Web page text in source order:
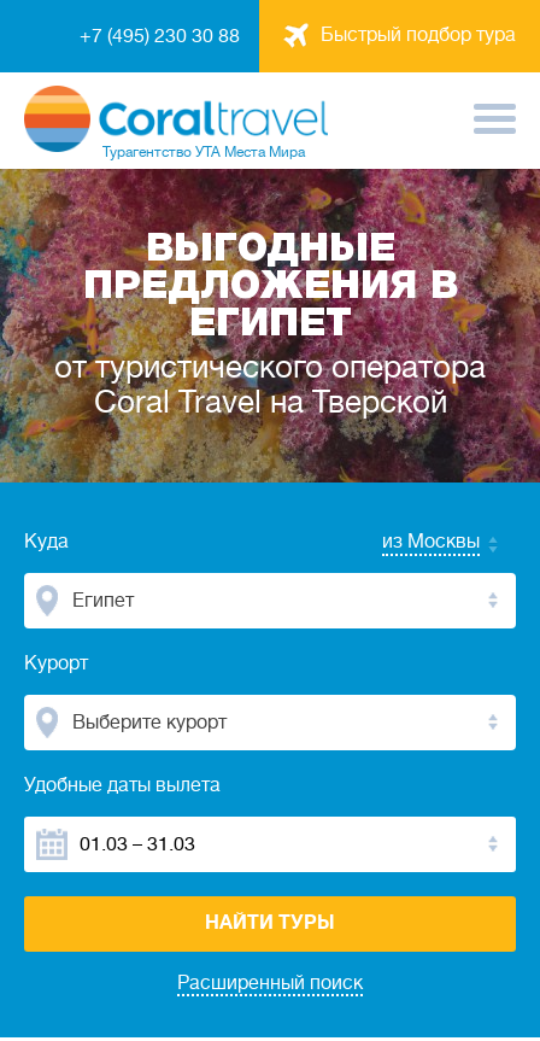
Быстрый подбор тура
+7 (495) 230 30 88
Турагентство УТА Места Мира
ВЫГОДНЫЕ
ПРЕДЛОЖЕНИЯ В
ЕГИПЕТ
от туристического оператора
Coral Travel на Тверской
Куда из Москвы
Египет
Курорт
Выберите курорт
Удобные даты вылета
Расширенный поиск
НАЙТИ ТУРЫ